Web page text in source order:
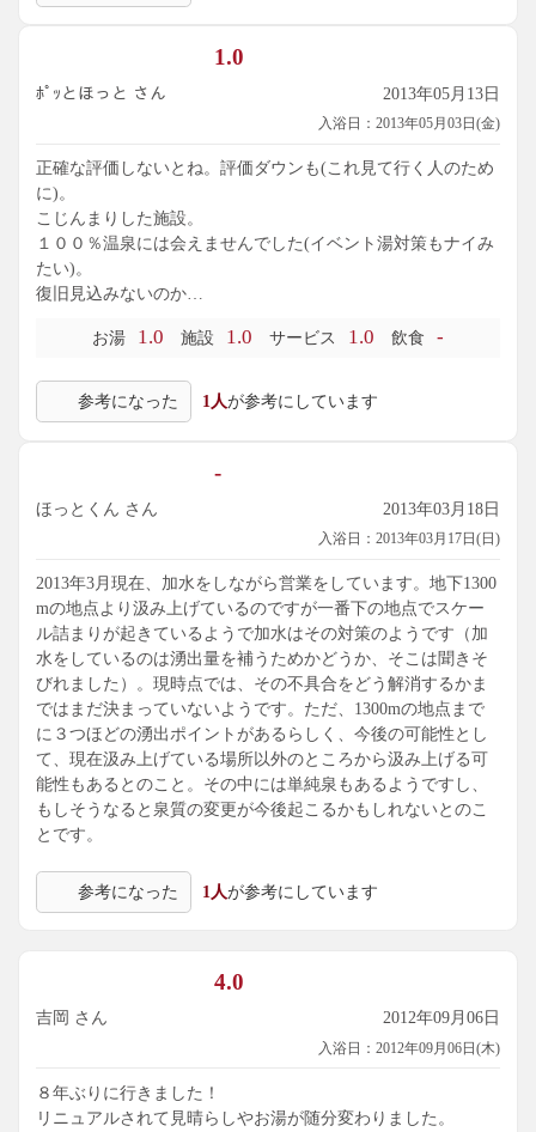
1.0
ﾎﾟｯとほっと さん 2013年05月13日
入浴日：2013年05月03日(金)
正確な評価しないとね。評価ダウンも(これ見て行く人のため
に)。
こじんまりした施設。
１００％温泉には会えませんでした(イベント湯対策もナイみ
たい)。
復旧見込みないのか…
お湯 1.0 施設 1.0 サービス 1.0 飲食 -
参考になった 1人が参考にしています
-
ほっとくん さん 2013年03月18日
入浴日：2013年03月17日(日)
2013年3月現在、加水をしながら営業をしています。地下1300
mの地点より汲み上げているのですが一番下の地点でスケー
ル詰まりが起きているようで加水はその対策のようです（加
水をしているのは湧出量を補うためかどうか、そこは聞きそ
びれました）。現時点では、その不具合をどう解消するかま
ではまだ決まっていないようです。ただ、1300mの地点まで
に３つほどの湧出ポイントがあるらしく、今後の可能性とし
て、現在汲み上げている場所以外のところから汲み上げる可
能性もあるとのこと。その中には単純泉もあるようですし、
もしそうなると泉質の変更が今後起こるかもしれないとのこ
とです。
参考になった 1人が参考にしています
4.0
吉岡 さん 2012年09月06日
入浴日：2012年09月06日(木)
８年ぶりに行きました！
リニュアルされて見晴らしやお湯が随分変わりました。